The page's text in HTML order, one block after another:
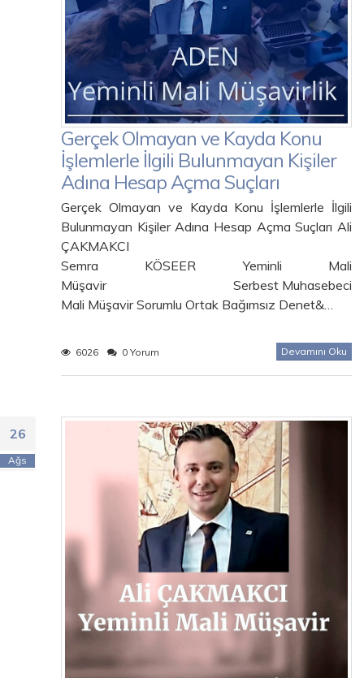
Gerçek Olmayan ve Kayda Konu
İşlemlerle İlgili Bulunmayan Kişiler
Adına Hesap Açma Suçları
Gerçek Olmayan ve Kayda Konu İşlemlerle İlgili
Bulunmayan Kişiler Adına Hesap Açma Suçları Ali
ÇAKMAKCI
Semra KÖSEER Yeminli Mali
Müşavir Serbest Muhasebeci
Mali Müşavir Sorumlu Ortak Bağımsız Denet&…
6026 0 Yorum Devamını Oku
26
Ağs